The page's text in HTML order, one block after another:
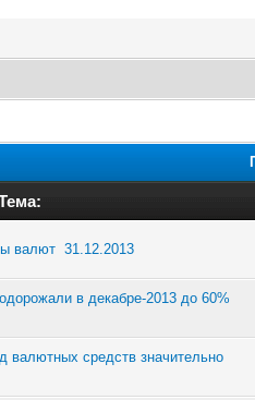
валют 31.12.2013
в декабре-2013 до 60%
валютных средств значительно